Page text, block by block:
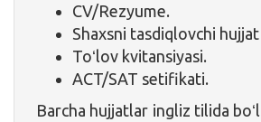
CV/Rezyume.
Shaxsni tasdiqlovchi hujjat
Toʻlov kvitansiyasi.
ACT/SAT setifikati.
Barcha hujjatlar ingliz tilida